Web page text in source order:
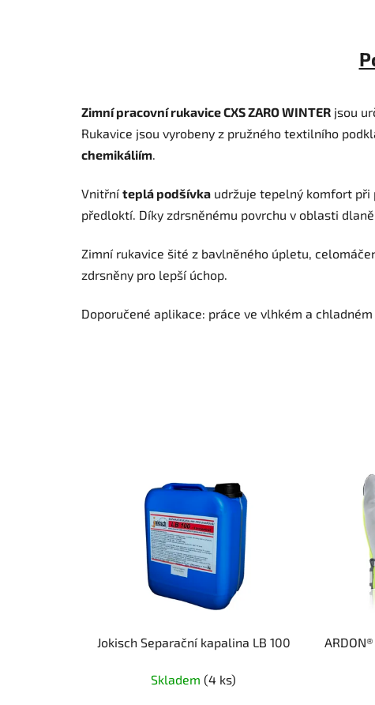
Zimní pracovní rukavice CXS ZARO WINTER jsou
Rukavice jsou vyrobeny z pružného textilního
chemikáliím.
Vnitřníteplá podšívka udržuje tepelný komfort
předloktí. Díky zdrsněnému povrchu v oblasti
Zimní rukavice šité z bavlněného úpletu,
zdrsněny pro lepší úchop.
Doporučené aplikace: práce ve vlhkém a
Jokisch Separační kapalina LB 100
Skladem(4 ks)